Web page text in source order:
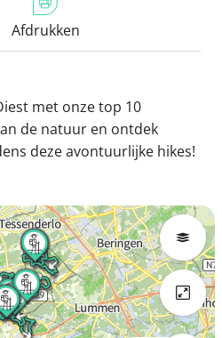
Afdrukken
met onze top 10
de natuur en ontdek
deze avontuurlijke hikes!